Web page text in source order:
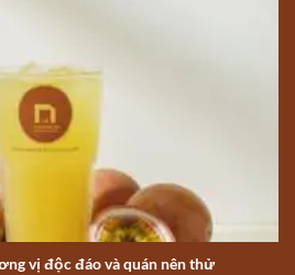
vị độc đáo và quán nên thử